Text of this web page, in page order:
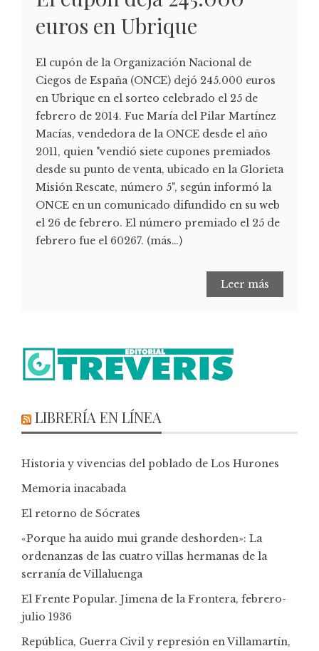
euros en Ubrique
El cupón de la Organización Nacional de
Ciegos de España (ONCE) dejó 245.000 euros
en Ubrique en el sorteo celebrado el 25 de
febrero de 2014. Fue María del Pilar Martínez
Macías, vendedora de la ONCE desde el año
2011, quien "vendió siete cupones premiados
desde su punto de venta, ubicado en la Glorieta
Misión Rescate, número 5", según informó la
ONCE en un comunicado difundido en su web
el 26 de febrero. El número premiado el 25 de
febrero fue el 60267. (más…)
Leer más
LIBRERÍA EN LÍNEA
Historia y vivencias del poblado de Los Hurones
Memoria inacabada
El retorno de Sócrates
«Porque ha auido mui grande deshorden»: La
ordenanzas de las cuatro villas hermanas de la
serranía de Villaluenga
El Frente Popular. Jimena de la Frontera, febrero-
julio 1936
República, Guerra Civil y represión en Villamartín,